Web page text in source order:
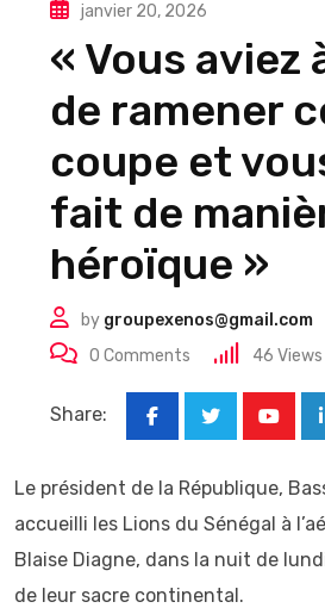
janvier 20, 2026
« Vous
de ramener
coupe et
fait de
héroïque »
by groupexenos@gmail.com
0 Comments 46 Views
Share:
Le président de la République,
accueilli les Lions du Sénégal à
Blaise Diagne, dans la nuit de
de leur sacre continental.